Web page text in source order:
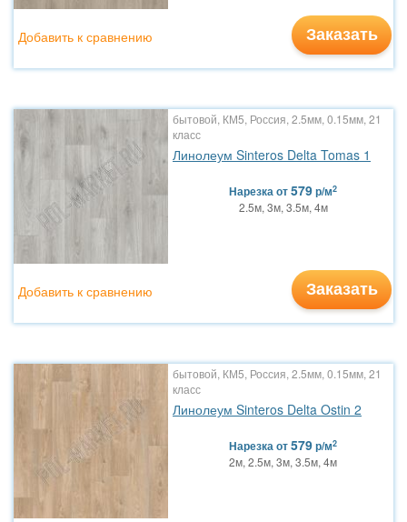
Заказать
Добавить к сравнению
бытовой, КМ5, Россия, 2.5мм, 0.15мм, 21
класс
Линолеум Sinteros Delta Tomas 1
Нарезкаот579р/м2
2.5м, 3м, 3.5м, 4м
Заказать
Добавить к сравнению
бытовой, КМ5, Россия, 2.5мм, 0.15мм, 21
класс
Линолеум Sinteros Delta Ostin 2
Нарезкаот579р/м2
2м, 2.5м, 3м, 3.5м, 4м